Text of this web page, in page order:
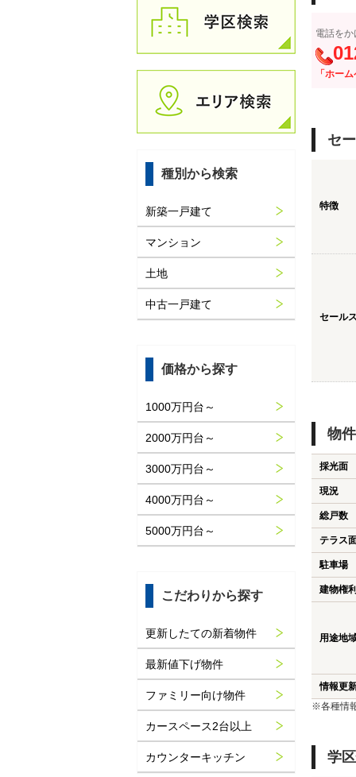
電話を
「ホー
セ
特徴
セール
物
採光面
現況
総戸数
テラス
駐車場
建物権
用途地
情報更
※各種情
学
種別から検索
新築一戸建て
マンション
土地
中古一戸建て
価格から探す
1000万円台～
2000万円台～
3000万円台～
4000万円台～
5000万円台～
こだわりから探す
更新したての新着物件
最新値下げ物件
ファミリー向け物件
カースペース2台以上
カウンターキッチン